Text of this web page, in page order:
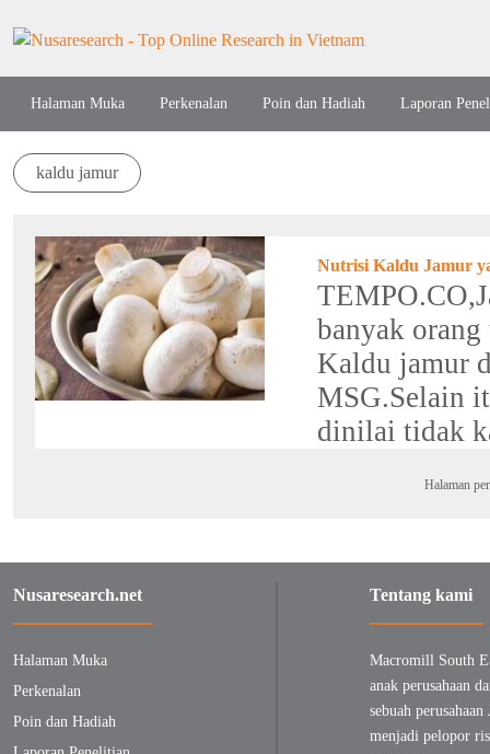
Halaman Muka Perkenalan Poin dan Hadiah Laporan
kaldu jamur
Nutrisi Kaldu Jamur
banyak orang
Kaldu jamur
MSG.Selain
dinilai tidak
Halaman
Nusaresearch.net
Halaman Muka
Perkenalan
Poin dan Hadiah
Tentang kami
Macromill South
anak perusahaan
sebuah perusahaan
menjadi pelopor